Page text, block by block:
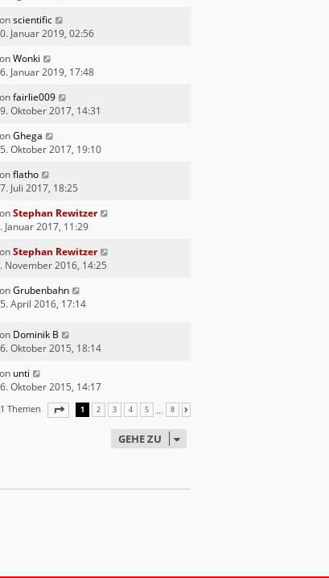
scientific
Januar 2019, 02:56
Wonki
Januar 2019, 17:48
fairlie009
Oktober 2017, 14:31
Ghega
Oktober 2017, 19:10
flatho
Juli 2017, 18:25
Stephan Rewitzer
Januar 2017, 11:29
Stephan Rewitzer
November 2016, 14:25
Grubenbahn
April 2016, 17:14
Dominik B
Oktober 2015, 18:14
unti
Oktober 2015, 14:17
Themen SEITE VON
1 2 3 4 5 … 8
GEHE ZU